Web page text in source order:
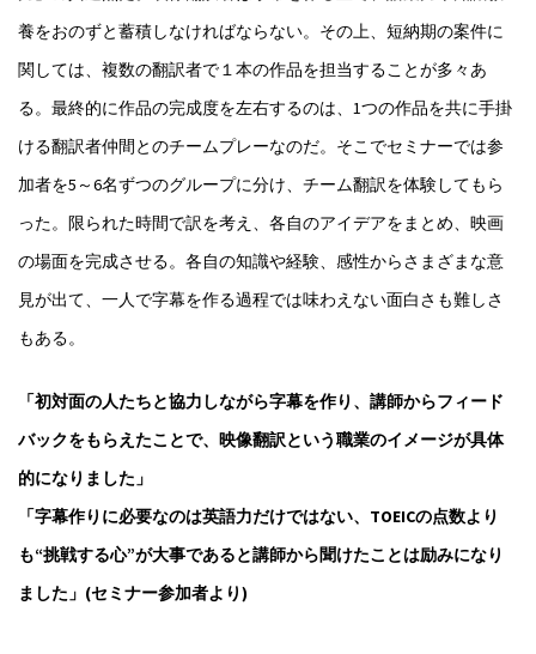
養をおのずと蓄積しなければならない。その上、短納期の案件に
関しては、複数の翻訳者で１本の作品を担当することが多々あ
る。最終的に作品の完成度を左右するのは、1つの作品を共に手掛
ける翻訳者仲間とのチームプレーなのだ。そこでセミナーでは参
加者を5～6名ずつのグループに分け、チーム翻訳を体験してもら
った。限られた時間で訳を考え、各自のアイデアをまとめ、映画
の場面を完成させる。各自の知識や経験、感性からさまざまな意
見が出て、一人で字幕を作る過程では味わえない面白さも難しさ
もある。
「初対面の人たちと協力しながら字幕を作り、講師からフィード
バックをもらえたことで、映像翻訳という職業のイメージが具体
的になりました」
「字幕作りに必要なのは英語力だけではない、TOEICの点数より
も“挑戦する心”が大事であると講師から聞けたことは励みになり
ました」(セミナー参加者より)